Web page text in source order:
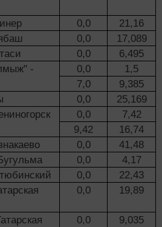
0,0
21,16
0,0
17,089
0,0
6,495
-
0,0
1,5
7,0
9,385
0,0
25,169
0,0
7,42
9,42
16,74
0,0
41,48
0,0
4,17
0,0
22,43
0,0 19,89
0,0 9,035